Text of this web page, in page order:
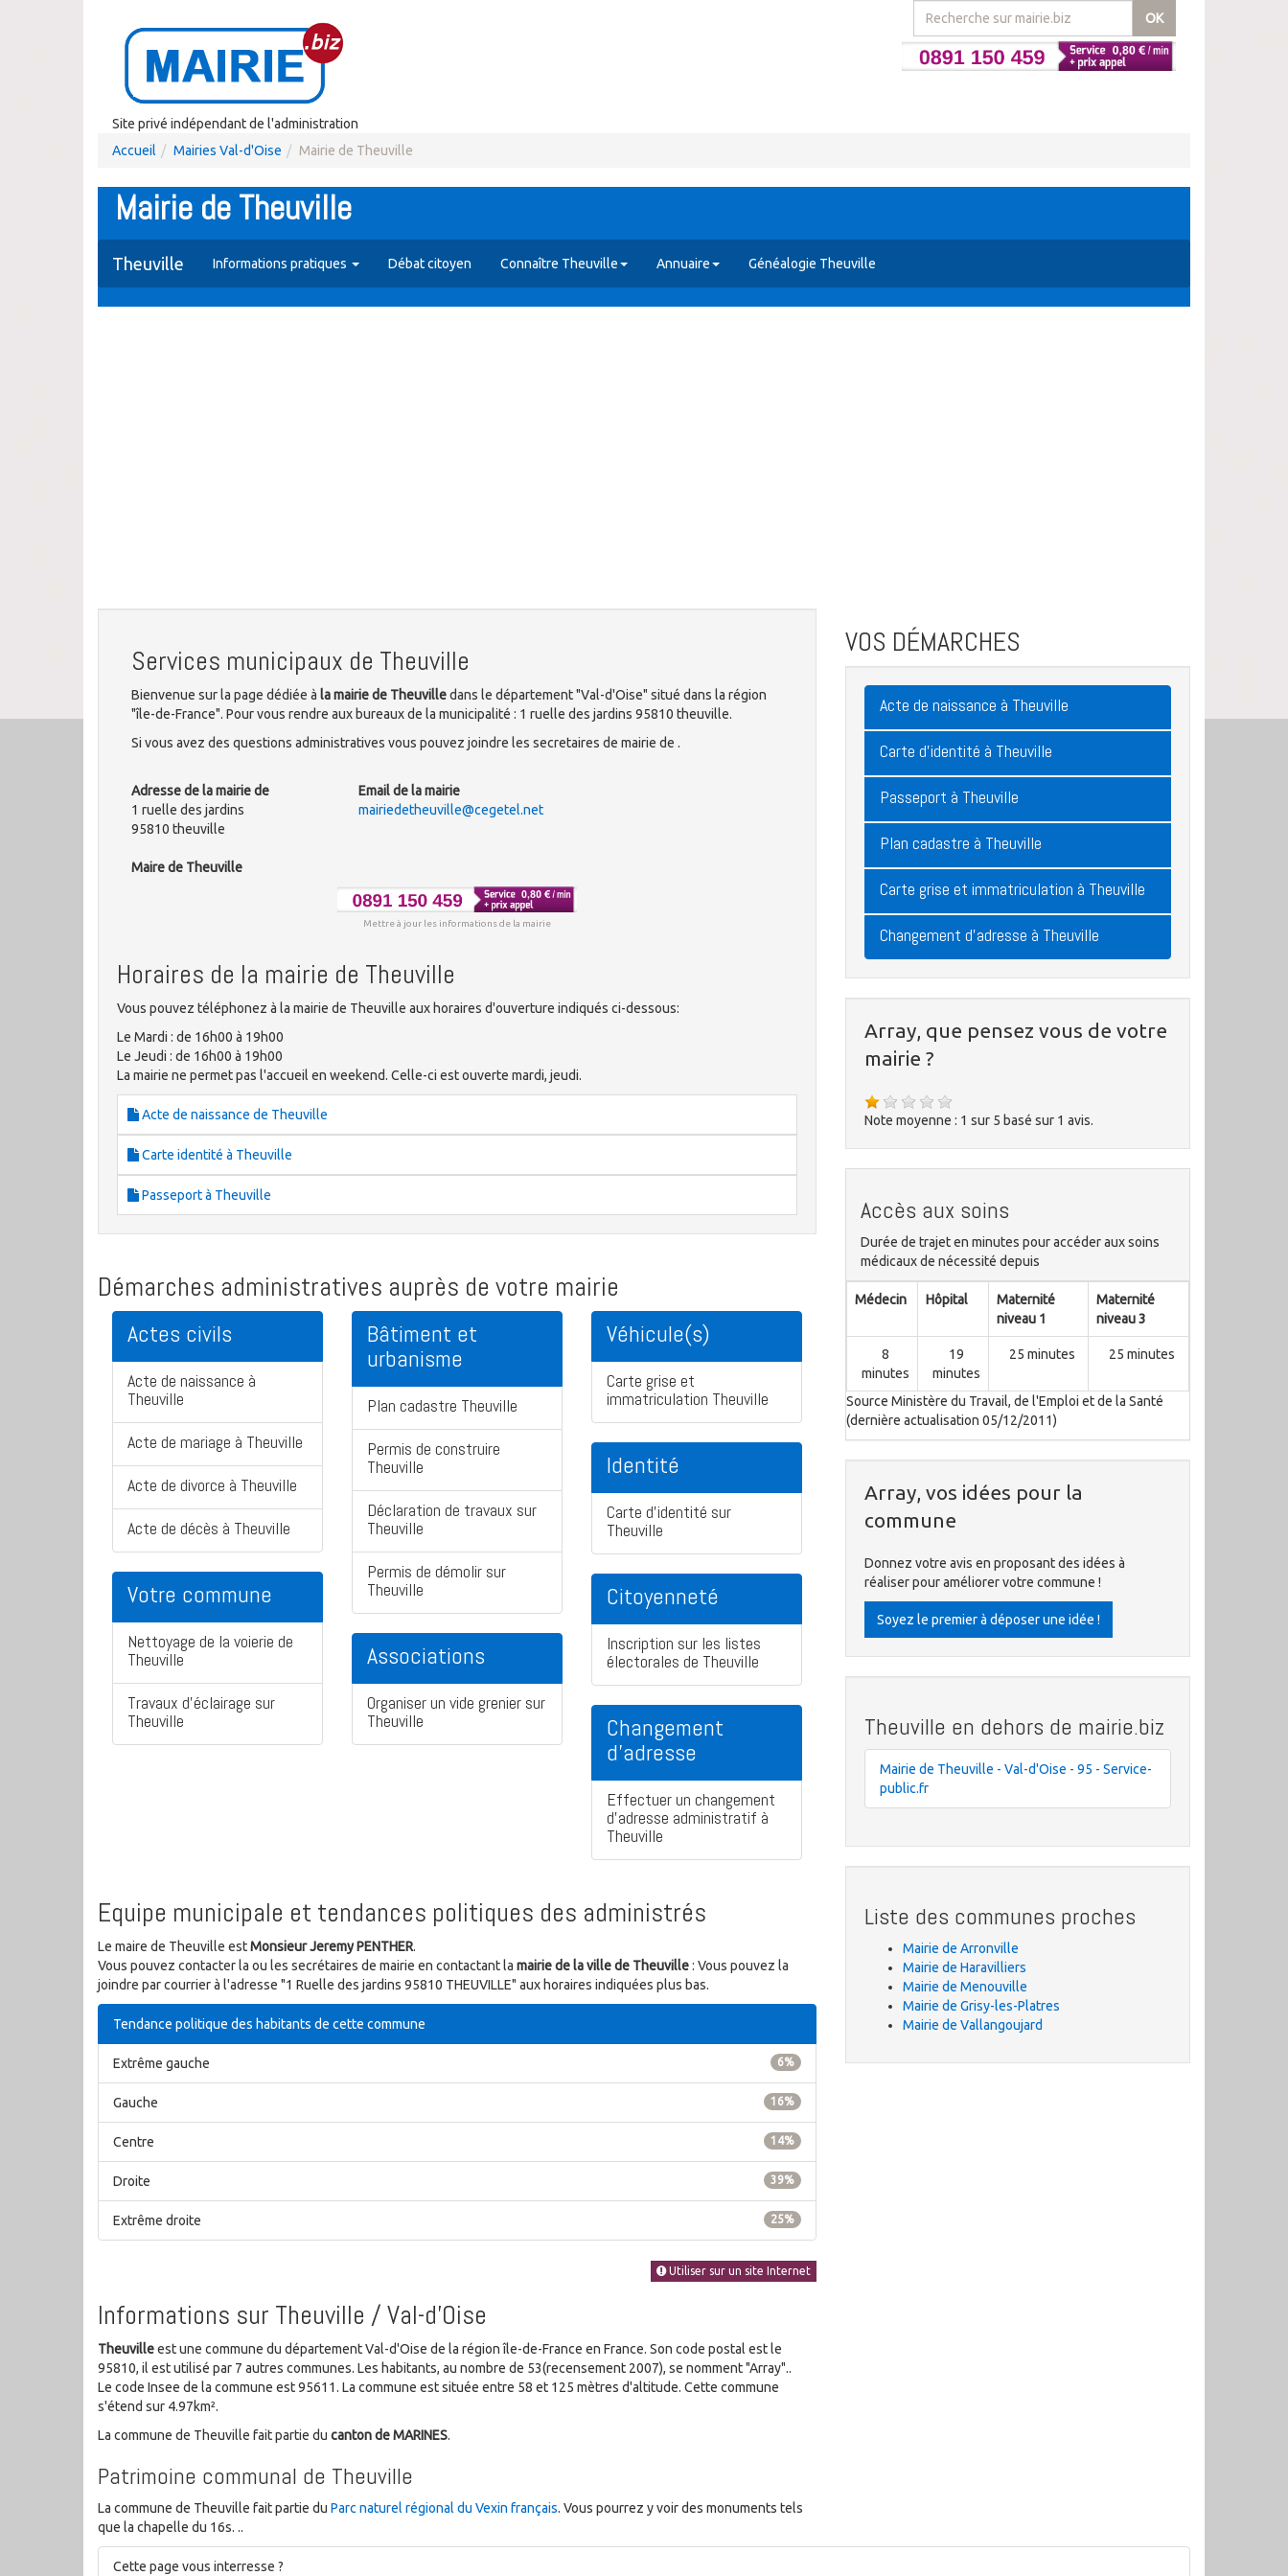
OK
Site privé indépendant de l'administration
Accueil
Mairies Val-d'Oise Mairie de Theuville
Mairie de Theuville
Theuville Informations pratiques Débat citoyen Connaître Theuville Annuaire Généalogie Theuville
Services municipaux de Theuville
Bienvenue sur la page dédiée à la mairie de Theuvilledans le département "Val-d'Oise" situé dans la région
"île-de-France". Pour vous rendre aux bureaux de la municipalité : 1 ruelle des jardins 95810 theuville.
Si vous avez des questions administratives vous pouvez joindre les secretaires de mairie de .
Adresse de la mairie de
1 ruelle des jardins
95810 theuville
Maire de Theuville
Email de la mairie
mairiedetheuville@cegetel.net
Mettre à jour les informations de la mairie
Horaires de la mairie de Theuville
Vous pouvez téléphonez à la mairie de Theuville aux horaires d'ouverture indiqués ci-dessous:
Le Mardi : de 16h00 à 19h00
Le Jeudi : de 16h00 à 19h00
La mairie ne permet pas l'accueil en weekend. Celle-ci est ouverte mardi, jeudi.
Acte de naissance de Theuville
Carte identité à Theuville
Passeport à Theuville
Démarches administratives auprès de votre mairie
Actes civils
Acte de naissance à
Theuville
Acte de mariage à Theuville
Acte de divorce à Theuville
Acte de décès à Theuville
Votre commune
Nettoyage de la voierie de
Theuville
Travaux d'éclairage sur
Theuville
Bâtiment et
urbanisme
Plan cadastre Theuville
Permis de construire
Theuville
Déclaration de travaux sur
Theuville
Permis de démolir sur
Theuville
Associations
Organiser un vide grenier sur
Theuville
Véhicule(s)
Carte grise et
immatriculation Theuville
Identité
Carte d'identité sur
Theuville
Citoyenneté
Inscription sur les listes
électorales de Theuville
Changement
d'adresse
Effectuer un changement
d'adresse administratif à
Theuville
Equipe municipale et tendances politiques des administrés
Le maire de Theuville estMonsieur Jeremy PENTHER.
Vous pouvez contacter la ou les secrétaires de mairie en contactant la mairie de la ville de Theuville: Vous pouvez la
joindre par courrier à l'adresse "1 Ruelle des jardins 95810 THEUVILLE" aux horaires indiquées plus bas.
Tendance politique des habitants de cette commune
6%
Extrême gauche
16%
Gauche
14%
Centre
39%
Droite
25%
Extrême droite
Utiliser sur un site Internet
Informations sur Theuville / Val-d'Oise
Theuvilleest une commune du département Val-d'Oise de la région île-de-France en France. Son code postal est le
95810, il est utilisé par 7 autres communes. Les habitants, au nombre de 53(recensement 2007), se nomment "Array"..
Le code Insee de la commune est 95611. La commune est située entre 58 et 125 mètres d'altitude. Cette commune
s'étend sur 4.97km².
La commune de Theuville fait partie du canton de MARINES.
Patrimoine communal de Theuville
La commune de Theuville fait partie du Parc naturel régional du Vexin français. Vous pourrez y voir des monuments tels
que la chapelle du 16s. ..
VOS DÉMARCHES
Acte de naissance à Theuville
Carte d'identité à Theuville
Passeport à Theuville
Plan cadastre à Theuville
Carte grise et immatriculation à Theuville
Changement d'adresse à Theuville
Array, que pensez vous de votre
mairie ?
Note moyenne : 1 sur 5 basé sur 1 avis.
Accès aux soins
Durée de trajet en minutes pour accéder aux soins
médicaux de nécessité depuis
Médecin Hôpital
Maternité
niveau 1
Maternité
niveau 3
8
minutes
19
minutes
25 minutes 25 minutes
Source Ministère du Travail, de l'Emploi et de la Santé
(dernière actualisation 05/12/2011)
Array, vos idées pour la
commune
Donnez votre avis en proposant des idées à
réaliser pour améliorer votre commune !
Soyez le premier à déposer une idée !
Theuville en dehors de mairie.biz
Mairie de Theuville - Val-d'Oise - 95 - Service-
public.fr
Liste des communes proches
Mairie de Arronville
Mairie de Haravilliers
Mairie de Menouville
Mairie de Grisy-les-Platres
Mairie de Vallangoujard
Cette page vous interresse ?